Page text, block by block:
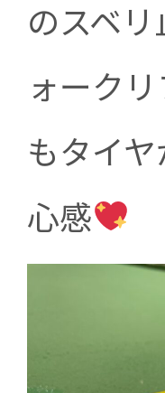
のスベ
ォーク
もタイ
心感